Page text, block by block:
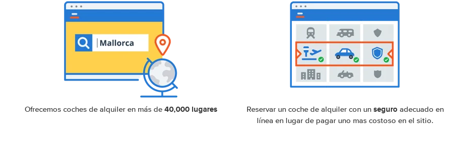
Ofrecemos coches de alquiler en más de 40,000 lugares Reservar un coche de alquiler con un seguro adecuado en
línea en lugar de pagar uno mas costoso en el sitio.